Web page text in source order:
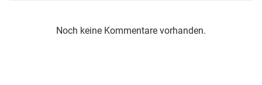
Noch keine Kommentare vorhanden.